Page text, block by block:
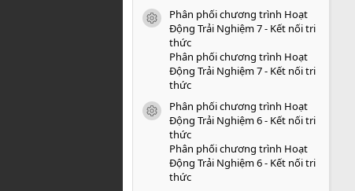
icon tài liệu
Phân phối chương trình Hoạt
Động Trải Nghiệm 7 - Kết nối tri
thức
Phân phối chương trình Hoạt
Động Trải Nghiệm 7 - Kết nối tri
thức
icon tài liệu
Phân phối chương trình Hoạt
Động Trải Nghiệm 6 - Kết nối tri
thức
Phân phối chương trình Hoạt
Động Trải Nghiệm 6 - Kết nối tri
thức